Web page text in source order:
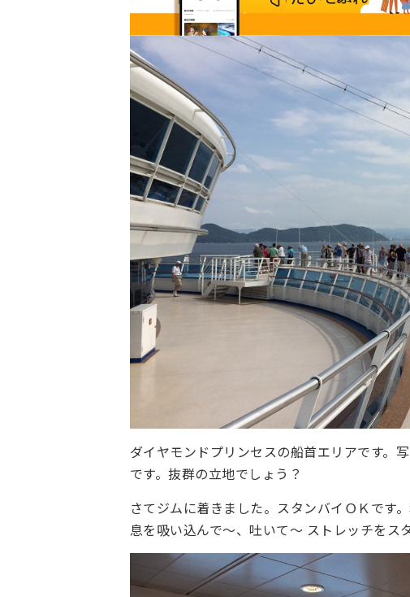
ダイヤモンドプリンセスの船首エリアです。
です。抜群の立地でしょう？
さてジムに着きました。スタンバイＯＫです
息を吸い込んで～、吐いて～ ストレッチをス